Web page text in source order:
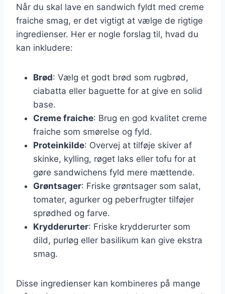
Når du skal lave en sandwich fyldt med creme
fraiche smag, er det vigtigt at vælge de rigtige
ingredienser. Her er nogle forslag til, hvad du
kan inkludere:
Brød: Vælg et godt brød som rugbrød,
ciabatta eller baguette for at give en solid
base.
Creme fraiche: Brug en god kvalitet creme
fraiche som smørelse og fyld.
Proteinkilde: Overvej at tilføje skiver af
skinke, kylling, røget laks eller tofu for at
gøre sandwichens fyld mere mættende.
Grøntsager: Friske grøntsager som salat,
tomater, agurker og peberfrugter tilføjer
sprødhed og farve.
Krydderurter: Friske krydderurter som
dild, purløg eller basilikum kan give ekstra
smag.
Disse ingredienser kan kombineres på mange